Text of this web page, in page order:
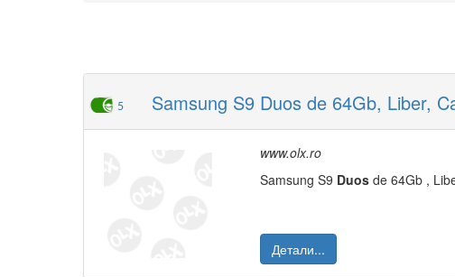
5 Samsung S9 Duos de 64Gb, Liber,
www.olx.ro
Samsung S9 Duos de 64Gb ,
Детали...